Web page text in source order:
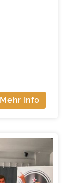
Mehr Info